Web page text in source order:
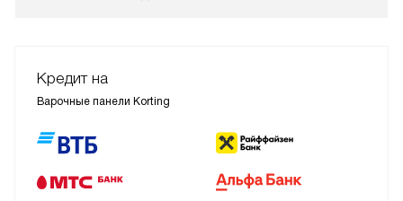
Кредит на
Варочные панели Korting